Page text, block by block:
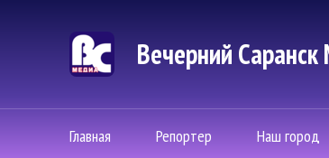
Вечерний Саранск
Главная Репортер Наш город